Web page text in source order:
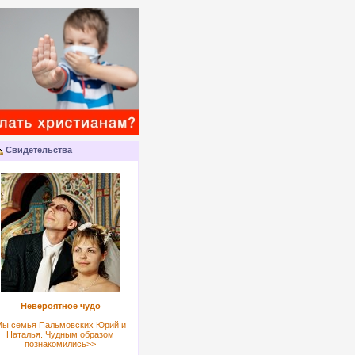
Свидетельства
Невероятное чудо
семья Пальмовских Юрий и
Наталья. Чудным образом
познакомились>>